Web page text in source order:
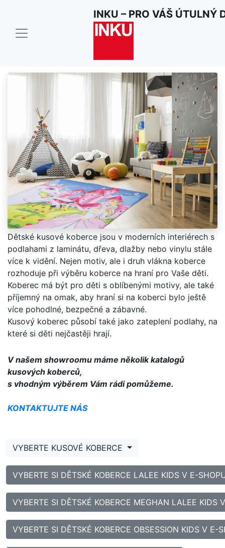
INKU – PRO VÁŠ ÚTULNÝ
Dětské kusové
Dětské kusové koberce jsou v moderních interiérech s
podlahami z laminátu, dřeva, dlažby nebo vinylu stále
více k vidění. Nejen motiv, ale i druh vlákna koberce
rozhoduje při výběru koberce na hraní pro Vaše děti.
Koberec má být pro děti s oblíbenými motivy, ale také
příjemný na omak, aby hraní si na koberci bylo ještě
více pohodlné, bezpečné a zábavné.
Kusový koberec působí také jako zateplení podlahy, na
které si děti nejčastěji hrají.
V našem showroomu máme několik katalogů
kusových koberců,
s vhodným výběrem Vám rádi pomůžeme.
KONTAKTUJTE NÁS
VYBERTE KUSOVÉ KOBERCE
VYBERTE SI DĚTSKÉ KOBERCE LALEE KIDS V E-
VYBERTE SI DĚTSKÉ KOBERCE MEGHAN LALEE KIDS
VYBERTE SI DĚTSKÉ KOBERCE OBSESSION KIDS V E-